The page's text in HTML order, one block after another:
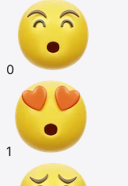
0
1